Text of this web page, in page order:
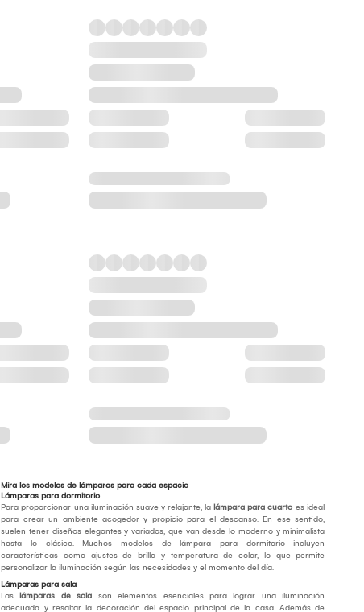
Mira los modelos de lámparas para cada espacio
Lámparas para dormitorio
Para proporcionar una iluminación suave y relajante, la lámpara para cuarto es ideal
para crear un ambiente acogedor y propicio para el descanso. En ese sentido,
suelen tener diseños elegantes y variados, que van desde lo moderno y minimalista
hasta lo clásico. Muchos modelos de lámpara para dormitorio incluyen
características como ajustes de brillo y temperatura de color, lo que permite
personalizar la iluminación según las necesidades y el momento del día.
Lámparas para sala
Las
lámparas de sala son elementos esenciales para lograr una iluminación
adecuada y resaltar la decoración del espacio principal de la casa. Además de